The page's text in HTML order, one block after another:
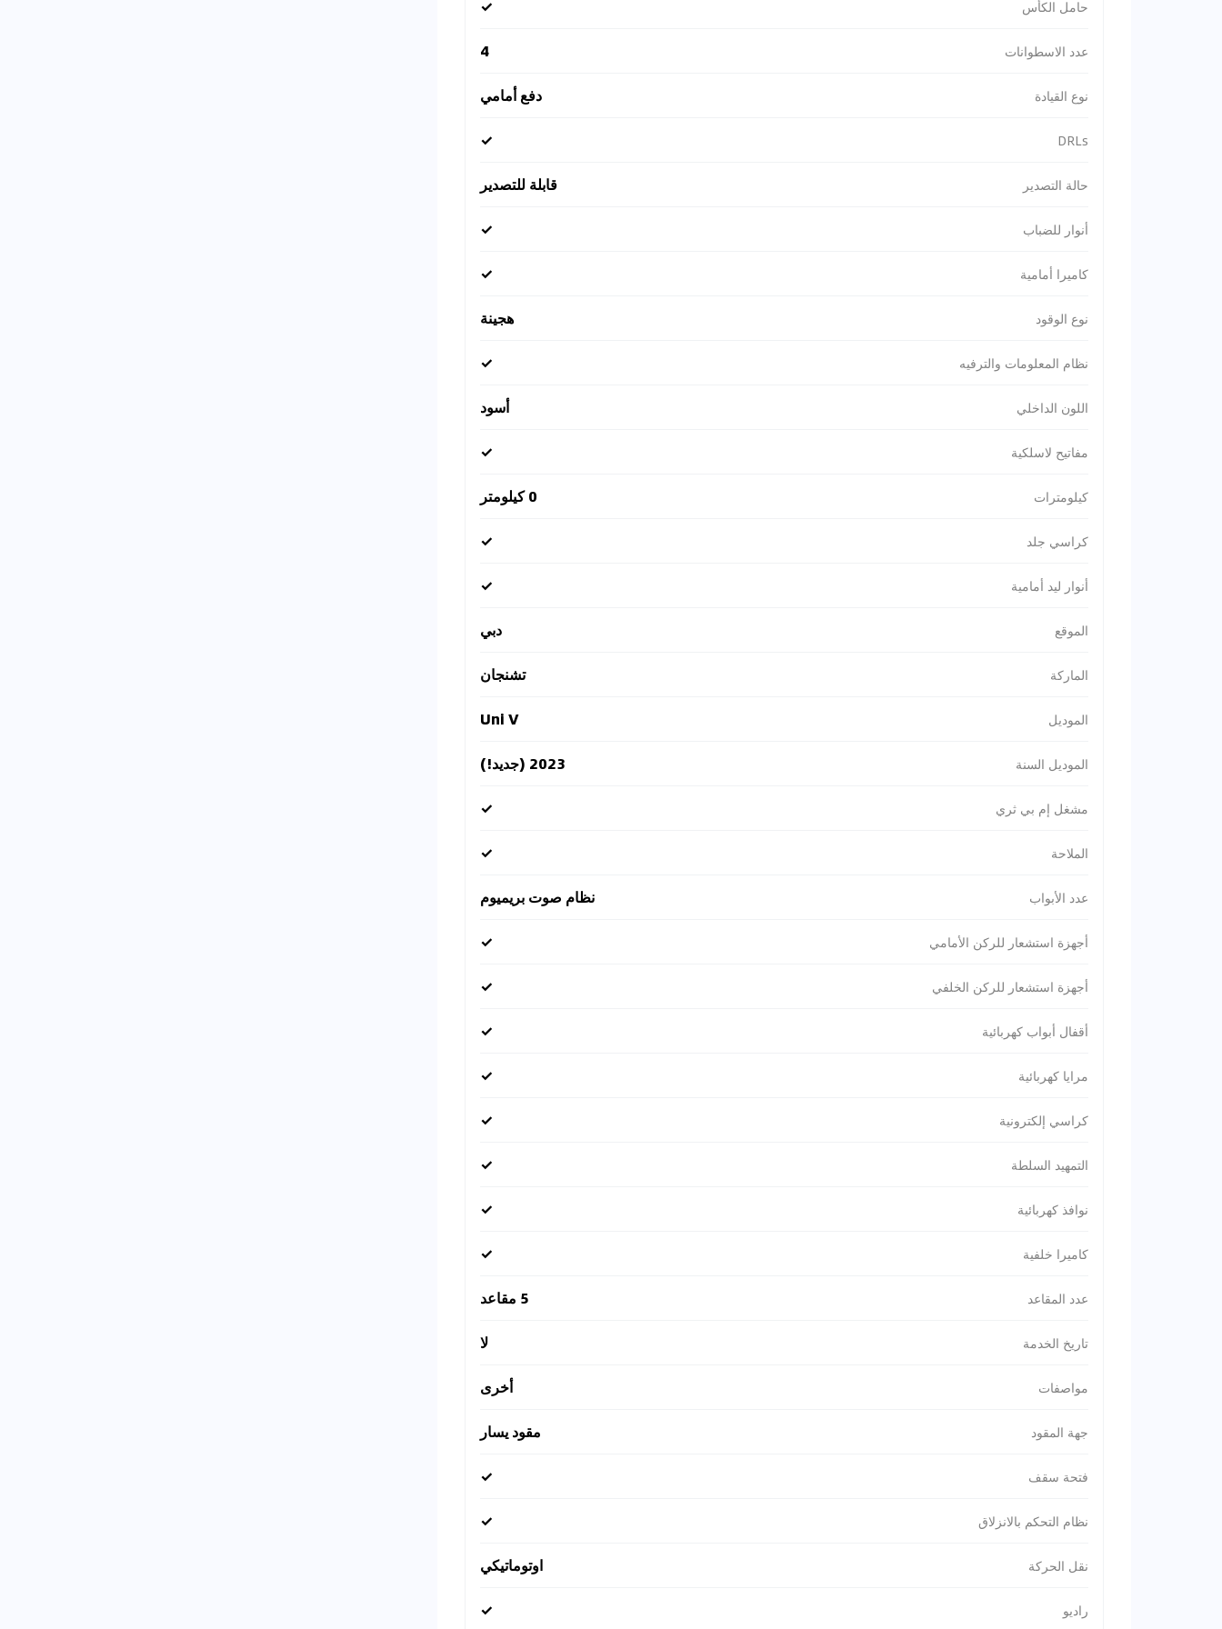
حامل الكأس ✓
عدد الاسطوانات 4
نوع القيادة دفع أمامي
DRLs
✓
حالة التصدير قابلة للتصدير
أنوار للضباب ✓
كاميرا أمامية ✓
نوع الوقود هجينة
نظام المعلومات والترفيه ✓
اللون الداخلي أسود
مفاتيح لاسلكية ✓
كيلومترات 0 كيلومتر
كراسي جلد ✓
أنوار ليد أمامية ✓
الموقع دبي
الماركة تشنجان
الموديل Uni V
الموديل السنة 2023 (جديد!)
مشغل إم بي ثري ✓
الملاحة ✓
عدد الأبواب نظام صوت بريميوم
أجهزة استشعار للركن الأمامي ✓
أجهزة استشعار للركن الخلفي ✓
أقفال أبواب كهربائية ✓
مرايا كهربائية ✓
كراسي إلكترونية ✓
التمهيد السلطة ✓
نوافذ كهربائية ✓
كاميرا خلفية ✓
عدد المقاعد 5 مقاعد
تاريخ الخدمة لا
مواصفات أخرى
جهة المقود مقود يسار
فتحة سقف ✓
نظام التحكم بالانزلاق ✓
نقل الحركة اوتوماتيكي
راديو ✓